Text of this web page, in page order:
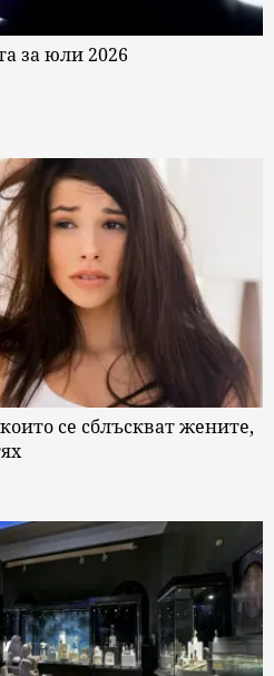
за юли 2026
се сблъскват жените,